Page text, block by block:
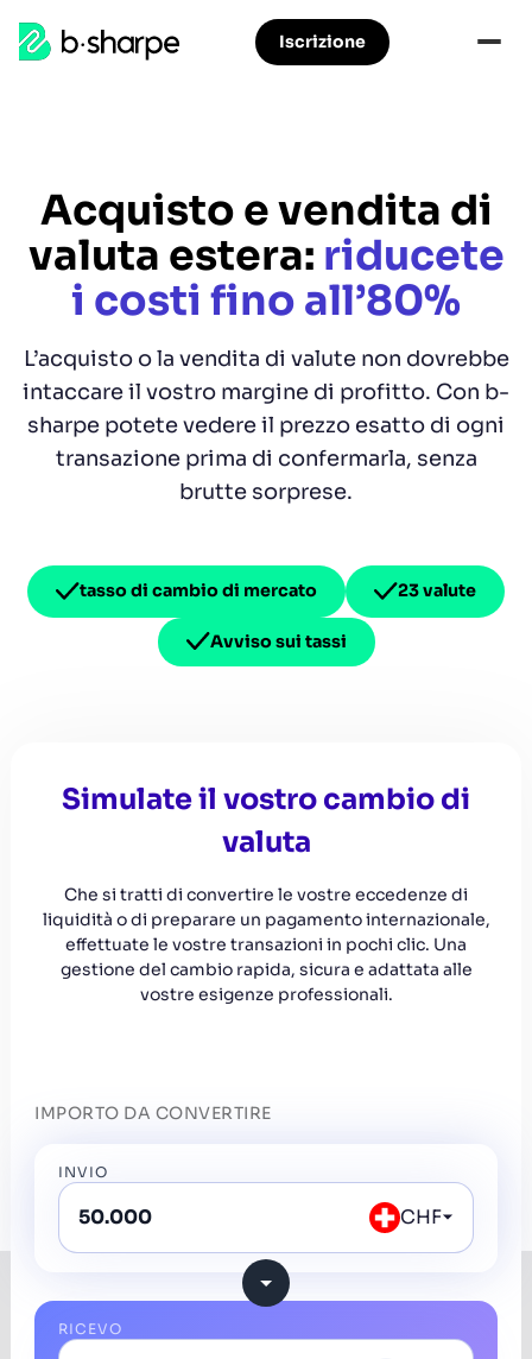
Accedere
Vai
b-
sharpe
Iscrizione
Acquisto e vendita di
valuta estera: riducete
i costi fino all’80%
L’acquisto o la vendita di valute non dovrebbe
intaccare il vostro margine di profitto. Con b-
sharpe potete vedere il prezzo esatto di ogni
transazione prima di confermarla, senza
brutte sorprese.
tasso di cambio di mercato 23 valute
Avviso sui tassi
Simulate il vostro cambio di
valuta
Che si tratti di convertire le vostre eccedenze di
liquidità o di preparare un pagamento internazionale,
effettuate le vostre transazioni in pochi clic. Una
gestione del cambio rapida, sicura e adattata alle
vostre esigenze professionali.
IMPORTO DA CONVERTIRE
INVIO
CHF
RICEVO